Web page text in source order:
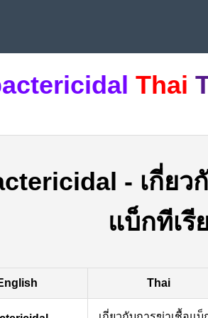
Thai
- เกี่ยว
แบ็กทีเรี
Thai